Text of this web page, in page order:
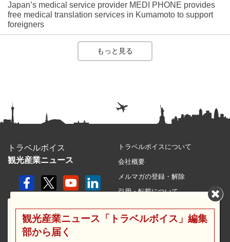
Japan’s medical service provider MEDI PHONE provides
free medical translation services in Kumamoto to support
foreigners
もっと見る
トラベルボイス
観光産業ニュース
トラベルボイスについて
会社概要
メルマガの登録・解除
引用・転載について
利用規約
観光産業ニュース「トラベルボイス」編集
部から届く